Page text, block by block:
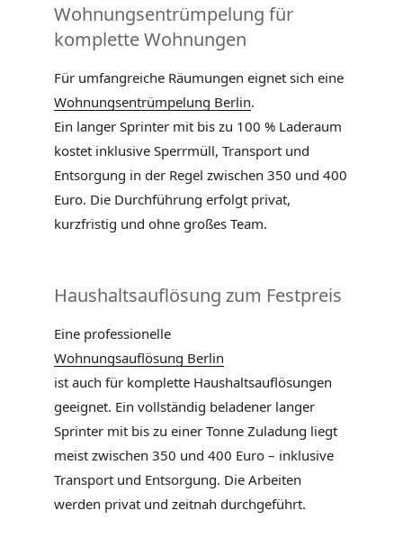
Wohnungsentrümpelung für
komplette Wohnungen
Für umfangreiche Räumungen eignet sich eine
Wohnungsentrümpelung Berlin.
Ein langer Sprinter mit bis zu 100 % Laderaum
kostet inklusive Sperrmüll, Transport und
Entsorgung in der Regel zwischen 350 und 400
Euro. Die Durchführung erfolgt privat,
kurzfristig und ohne großes Team.
Haushaltsauflösung zum Festpreis
Eine professionelle
Wohnungsauflösung Berlin
ist auch für komplette Haushaltsauflösungen
geeignet. Ein vollständig beladener langer
Sprinter mit bis zu einer Tonne Zuladung liegt
meist zwischen 350 und 400 Euro – inklusive
Transport und Entsorgung. Die Arbeiten
werden privat und zeitnah durchgeführt.